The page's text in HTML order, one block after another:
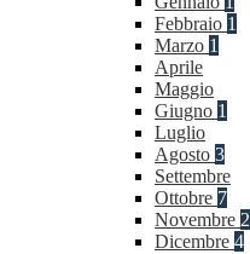
Febbraio 1
Marzo 1
Aprile
Maggio
Giugno 1
Luglio
Agosto 3
Settembre
Ottobre 7
Novembre 2
Dicembre 4